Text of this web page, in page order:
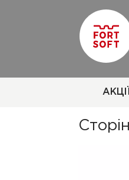
АКЦІЇ